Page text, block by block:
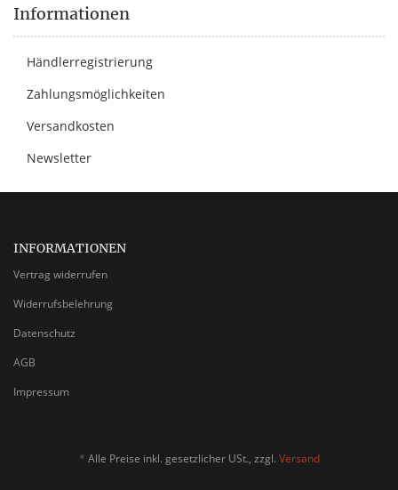
Informationen
Händlerregistrierung
Zahlungsmöglichkeiten
Versandkosten
Newsletter
INFORMATIONEN
Vertrag widerrufen
Widerrufsbelehrung
Datenschutz
AGB
Impressum
* Alle Preise inkl. gesetzlicher USt., zzgl. Versand